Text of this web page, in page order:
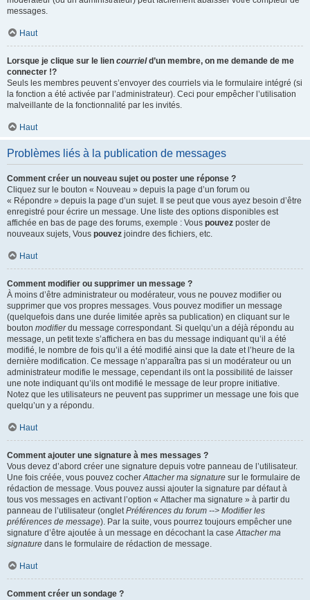
messages.
Haut
Lorsque je clique sur le lien courrield’un membre, on me demande de me
connecter !?
Seuls les membres peuvent s’envoyer des courriels via le formulaire intégré (si
la fonction a été activée par l’administrateur). Ceci pour empêcher l’utilisation
malveillante de la fonctionnalité par les invités.
Haut
Problèmes liés à la publication de messages
Comment créer un nouveau sujet ou poster une réponse ?
Cliquez sur le bouton « Nouveau » depuis la page d’un forum ou
« Répondre » depuis la page d’un sujet. Il se peut que vous ayez besoin d’être
enregistré pour écrire un message. Une liste des options disponibles est
affichée en bas de page des forums, exemple : Vous pouvez poster de
nouveaux sujets, Vous pouvez joindre des fichiers, etc.
Haut
Comment modifier ou supprimer un message ?
À moins d’être administrateur ou modérateur, vous ne pouvez modifier ou
supprimer que vos propres messages. Vous pouvez modifier un message
(quelquefois dans une durée limitée après sa publication) en cliquant sur le
bouton modifierdu message correspondant. Si quelqu’un a déjà répondu au
message, un petit texte s’affichera en bas du message indiquant qu’il a été
modifié, le nombre de fois qu’il a été modifié ainsi que la date et l’heure de la
dernière modification. Ce message n’apparaîtra pas si un modérateur ou un
administrateur modifie le message, cependant ils ont la possibilité de laisser
une note indiquant qu’ils ont modifié le message de leur propre initiative.
Notez que les utilisateurs ne peuvent pas supprimer un message une fois que
quelqu’un y a répondu.
Haut
Comment ajouter une signature à mes messages ?
Vous devez d’abord créer une signature depuis votre panneau de l’utilisateur.
Une fois créée, vous pouvez cocherAttacher ma signature sur le formulaire de
rédaction de message. Vous pouvez aussi ajouter la signature par défaut à
tous vos messages en activant l’option « Attacher ma signature » à partir du
panneau de l’utilisateur (ongletPréférences du forum --> Modifier les
préférences de message). Par la suite, vous pourrez toujours empêcher une
signature d’être ajoutée à un message en décochant la caseAttacher ma
signature dans le formulaire de rédaction de message.
Haut
Comment créer un sondage ?